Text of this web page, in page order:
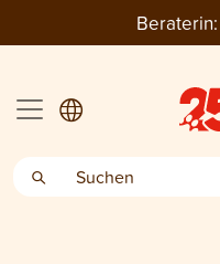
Beraterin: